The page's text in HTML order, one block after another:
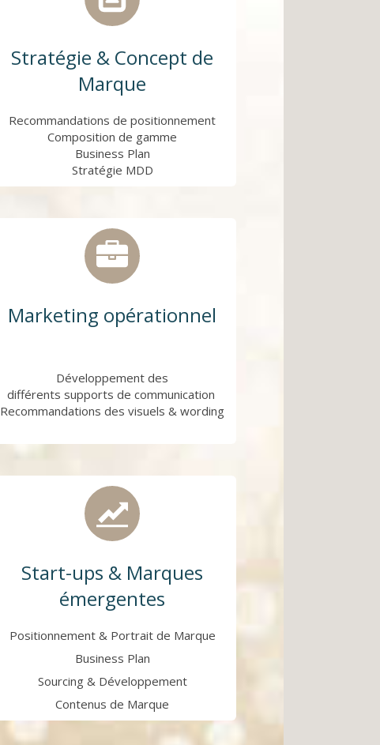
Stratégie & Concept de
Marque
Recommandations de positionnement
Composition de gamme
Business Plan
Stratégie MDD
Marketing opérationnel
Développement des
différents supports de communication
Recommandations des visuels & wording
Start-ups & Marques
émergentes
Positionnement & Portrait de Marque
Business Plan
Sourcing & Développement
Contenus de Marque